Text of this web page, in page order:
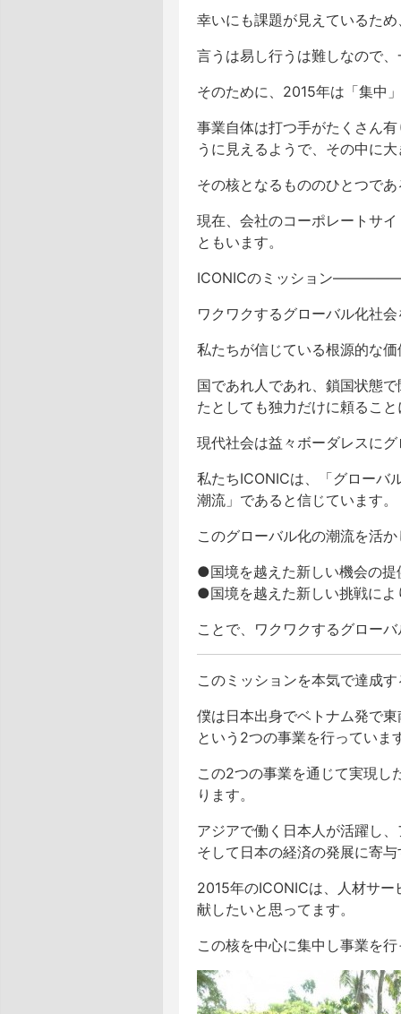
幸いにも課題が見えているた
言うは易し行うは難しなので
そのために、2015年は「集中
事業自体は打つ手がたくさん
うに見えるようで、その中に
その核となるもののひとつで
現在、会社のコーポレートサ
ともいます。
ICONICのミッション
ワクワクするグローバル化社
私たちが信じている根源的な
国であれ人であれ、鎖国状態
たとしても独力だけに頼るこ
現代社会は益々ボーダレスに
私たちICONICは、「グローバ
潮流」であると信じています。
このグローバル化の潮流を活
●国境を越えた新しい機会の
●国境を越えた新しい挑戦に
ことで、ワクワクするグロー
このミッションを本気で達成
僕は日本出身でベトナム発で
という2つの事業を行っていま
この2つの事業を通じて実現し
ります。
アジアで働く日本人が活躍し
そして日本の経済の発展に寄
2015年のICONICは、人材サ
献したいと思ってます。
この核を中心に集中し事業を